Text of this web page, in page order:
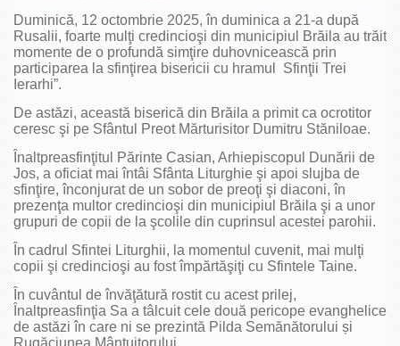
Duminică, 12 octombrie 2025, în duminica a 21-a după
Rusalii, foarte mulţi credincioşi din municipiul Brăila au trăit
momente de o profundă simţire duhovnicească prin
participarea la sfinţirea bisericii cu hramul Sfinţii Trei
Ierarhi”.
De astăzi, această biserică din Brăila a primit ca ocrotitor
ceresc şi pe Sfântul Preot Mărturisitor Dumitru Stăniloae.
Înaltpreasfinţitul Părinte Casian, Arhiepiscopul Dunării de
Jos, a oficiat mai întâi Sfânta Liturghie şi apoi slujba de
sfinţire, înconjurat de un sobor de preoţi şi diaconi, în
prezenţa multor credincioşi din municipiul Brăila şi a unor
grupuri de copii de la şcolile din cuprinsul acestei parohii.
În cadrul Sfintei Liturghii, la momentul cuvenit, mai mulţi
copii şi credincioşi au fost împărtăşiţi cu Sfintele Taine.
În cuvântul de învăţătură rostit cu acest prilej,
Înaltpreasfinţia Sa a tâlcuit cele două pericope evanghelice
de astăzi în care ni se prezintă Pilda Semănătorului și
Rugăciunea Mântuitorului.